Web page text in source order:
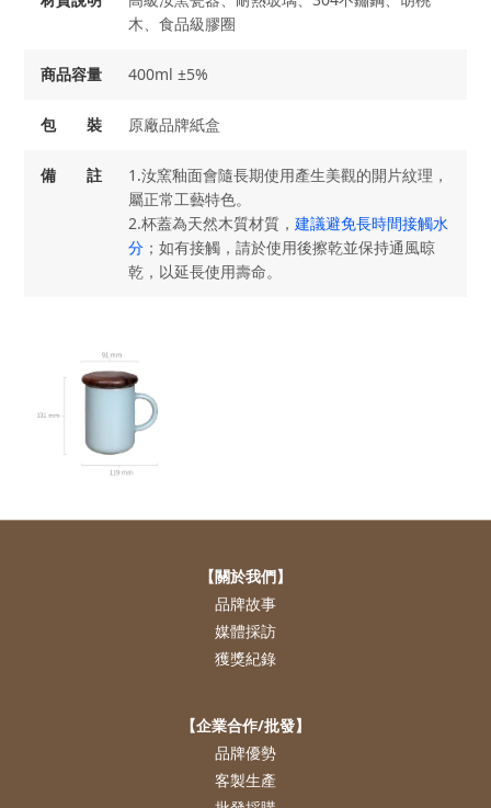
木、食品級膠圈
商品容量 400ml ±5%
包 裝 原廠品牌紙盒
備 註
1.汝窯釉面會隨長期使用產生美觀的開片紋理，
屬正常工藝特色。
2.杯蓋為天然木質材質， 建議避免長時間接觸水
分 ；如有接觸，請於使用後擦乾並保持通風晾
乾，以延長使用壽命。
【關於我們】
品牌故事
媒體採訪
獲獎紀錄
【企業合作/批發】
品牌優勢
客製生產